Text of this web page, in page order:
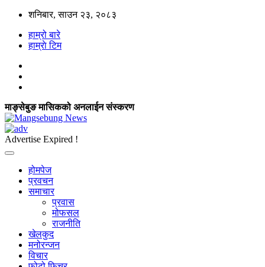
शनिबार, साउन २३, २०८३
हाम्रो बारे
हाम्राे टिम
माङ्सेबुङ मासिकको अनलाईन संस्करण
Advertise Expired !
होमपेज
प्रवचन
समाचार
प्रवास
मोफसल
राजनीति
खेलकुद
मनोरन्जन
विचार